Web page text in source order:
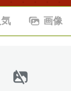
気 画像